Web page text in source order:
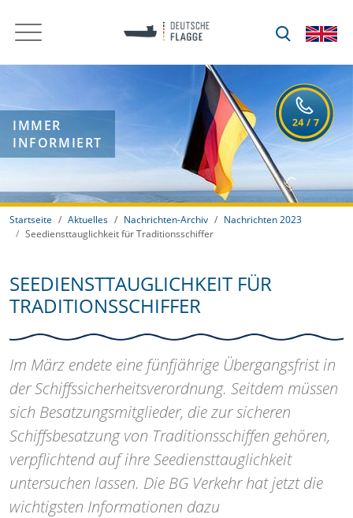
IMMER
INFORMIERT
Startseite Aktuelles Nachrichten-Archiv
Nachrichten 2023
Seediensttauglichkeit für Traditionsschiffer
SEEDIENSTTAUGLICHKEIT FÜR
TRADITIONSSCHIFFER
Im März endete eine fünfjährige Übergangsfrist in
der Schiffssicherheitsverordnung. Seitdem müssen
sich Besatzungsmitglieder, die zur sicheren
Schiffsbesatzung von Traditionsschiffen gehören,
verpflichtend auf ihre Seediensttauglichkeit
untersuchen lassen. Die BG Verkehr hat jetzt die
wichtigsten Informationen dazu